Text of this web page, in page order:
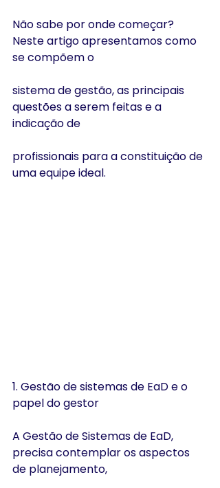
Não sabe por onde começar?
Neste artigo apresentamos como
se compõem o
sistema de gestão, as principais
questões a serem feitas e a
indicação de
profissionais para a constituição de
uma equipe ideal.
1. Gestão de sistemas de EaD e o
papel do gestor
A Gestão de Sistemas de EaD,
precisa contemplar os aspectos
de planejamento,